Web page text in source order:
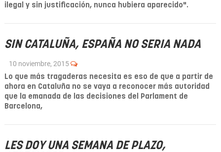
ilegal y sin justificación, nunca hubiera aparecido".
SIN CATALUÑA, ESPAÑA NO SERIA NADA
10 noviembre, 2015
Lo que más tragaderas necesita es eso de que a partir de
ahora en Cataluña no se vaya a reconocer más autoridad
que la emanada de las decisiones del Parlament de
Barcelona,
LES DOY UNA SEMANA DE PLAZO,